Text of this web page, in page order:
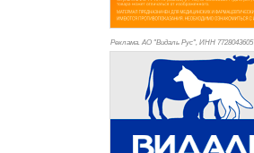
Реклама. АО "Видаль Рус", ИНН 7728043605